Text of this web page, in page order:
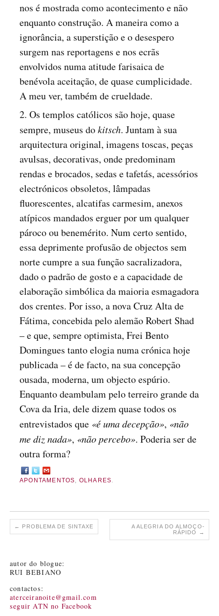
nos é mostrada como acontecimento e não
enquanto construção. A maneira como a
ignorância, a superstição e o desespero
surgem nas reportagens e nos ecrãs
envolvidos numa atitude farisaica de
benévola aceitação, de quase cumplicidade.
A meu ver, também de crueldade.
2. Os templos católicos são hoje, quase
sempre, museus dokitsch. Juntam à sua
arquitectura original, imagens toscas, peças
avulsas, decorativas, onde predominam
rendas e brocados, sedas e tafetás, acessórios
electrónicos obsoletos, lâmpadas
fluorescentes, alcatifas carmesim, anexos
atípicos mandados erguer por um qualquer
pároco ou benemérito. Num certo sentido,
essa deprimente profusão de objectos sem
norte cumpre a sua função sacralizadora,
dado o padrão de gosto e a capacidade de
elaboração simbólica da maioria esmagadora
dos crentes. Por isso, a nova Cruz Alta de
Fátima, concebida pelo alemão Robert Shad
– e que, sempre optimista, Frei Bento
Domingues tanto elogia numa crónica hoje
publicada – é de facto, na sua concepção
ousada, moderna, um objecto espúrio.
Enquanto deambulam pelo terreiro grande da
Cova da Iria, dele dizem quase todos os
entrevistados que «é uma decepção», «não
me diz nada», «não percebo». Poderia ser de
outra forma?
APONTAMENTOS, OLHARES.
← PROBLEMA DE SINTAXE
A ALEGRIA DO ALMOÇO-
RÁPIDO
→
autor do blogue:
RUI BEBIANO
contactos:
aterceiranoite@gmail.com
seguir ATN no Facebook